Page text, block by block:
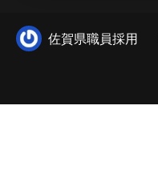
佐賀県職員採用